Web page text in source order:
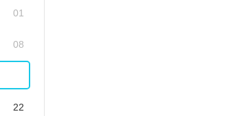
ことです。カウンセリングを受けることよりも何よ
です。
01
08
22